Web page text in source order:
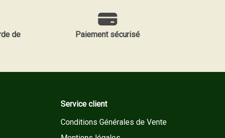
de
Paiement sécurisé
Service client
Conditions Générales de Vente